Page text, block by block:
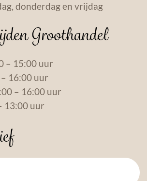
donderdag en vrijdag
Groothandel
– 15:00 uur
16:00 uur
– 16:00 uur
13:00 uur